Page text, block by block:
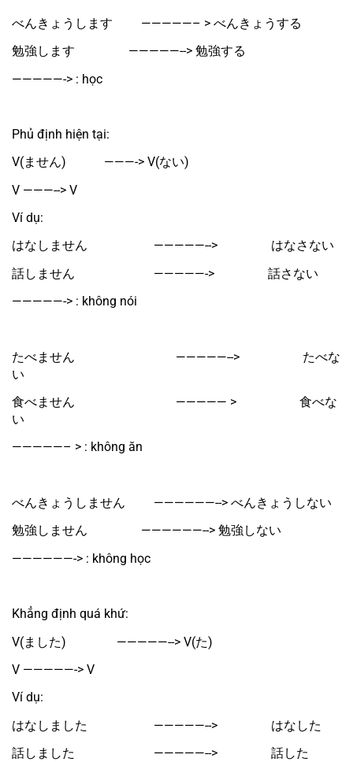
べんきょうします　　 —————– > べんきょうする
勉強します　　　　 —————--> 勉強する
—————-> : học
Phủ định hiện tại:
V(ません)　　　———-> V(ない)
V ———--> V
Ví dụ:
はなしません　　　　　 —————-->　　　　 はなさない
話しません　　　　　　 —————->　　　　 話さない
—————-> : không nói
たべません　　　　　　　　—————-->　　　　　たべな
い
食べません　　　　　　　　————— >　　　　　食べな
い
—————– > : không ăn
べんきょうしません　　 ——————--> べんきょうしない
勉強しません　　　　 ——————--> 勉強しない
——————-> : không học
Khẳng định quá khứ:
V(ました)　　　　—————--> V(た)
V —————-> V
Ví dụ:
はなしました　　　　　 —————-->　　　　 はなした
話しました　　　　　　 —————-->　　　　 話した